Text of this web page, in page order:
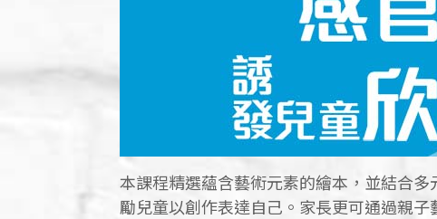
本課程精選蘊含藝術元素的繪本，並結合
勵兒童以創作表達自己。家長更可通過親